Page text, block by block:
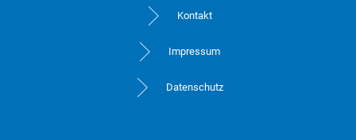
Kontakt
Impressum
Datenschutz